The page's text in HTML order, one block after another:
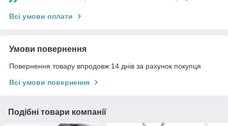
Всі умови оплати
Умови повернення
Повернення товару впродовж 14 днів за рахунок покупця
Всі умови повернення
Подібні товари компанії